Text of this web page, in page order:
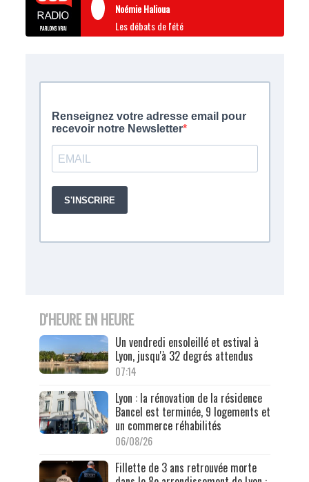
Noémie Halioua
Les débats de l'été
D'HEURE EN HEURE
Un vendredi ensoleillé et estival à
Lyon, jusqu'à 32 degrés attendus
07:14
Lyon : la rénovation de la résidence
Bancel est terminée, 9 logements et
un commerce réhabilités
06/08/26
Fillette de 3 ans retrouvée morte